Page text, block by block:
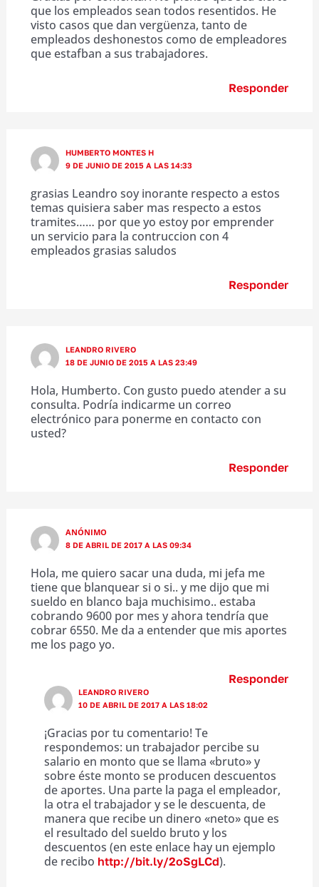
que los empleados sean todos resentidos. He
visto casos que dan vergüenza, tanto de
empleados deshonestos como de empleadores
que estafban a sus trabajadores.
Responder
HUMBERTO MONTES H
9 DE JUNIO DE 2015 A LAS 14:33
grasias Leandro soy inorante respecto a estos
temas quisiera saber mas respecto a estos
tramites…… por que yo estoy por emprender
un servicio para la contruccion con 4
empleados grasias saludos
Responder
LEANDRO RIVERO
18 DE JUNIO DE 2015 A LAS 23:49
Hola, Humberto. Con gusto puedo atender a su
consulta. Podría indicarme un correo
electrónico para ponerme en contacto con
usted?
Responder
ANÓNIMO
8 DE ABRIL DE 2017 A LAS 09:34
Hola, me quiero sacar una duda, mi jefa me
tiene que blanquear si o si.. y me dijo que mi
sueldo en blanco baja muchisimo.. estaba
cobrando 9600 por mes y ahora tendría que
cobrar 6550. Me da a entender que mis aportes
me los pago yo.
Responder
LEANDRO RIVERO
10 DE ABRIL DE 2017 A LAS 18:02
¡Gracias por tu comentario! Te
respondemos: un trabajador percibe su
salario en monto que se llama «bruto» y
sobre éste monto se producen descuentos
de aportes. Una parte la paga el empleador,
la otra el trabajador y se le descuenta, de
manera que recibe un dinero «neto» que es
el resultado del sueldo bruto y los
descuentos (en este enlace hay un ejemplo
de recibo http://bit.ly/2oSgLCd).